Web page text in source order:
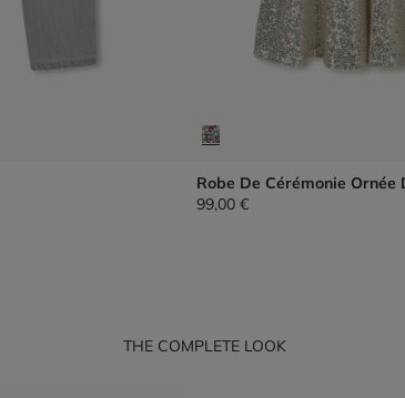
Robe De Cérémonie Ornée
99,00 €
THE COMPLETE LOOK